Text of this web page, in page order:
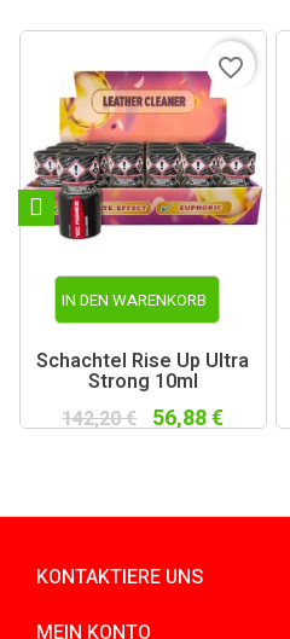
IN DEN WARENKORB
Schachtel Rise Up Ultra
Strong 10ml
142,20 € 56,88 €
favorite_border
KONTAKTIERE UNS
MEIN KONTO